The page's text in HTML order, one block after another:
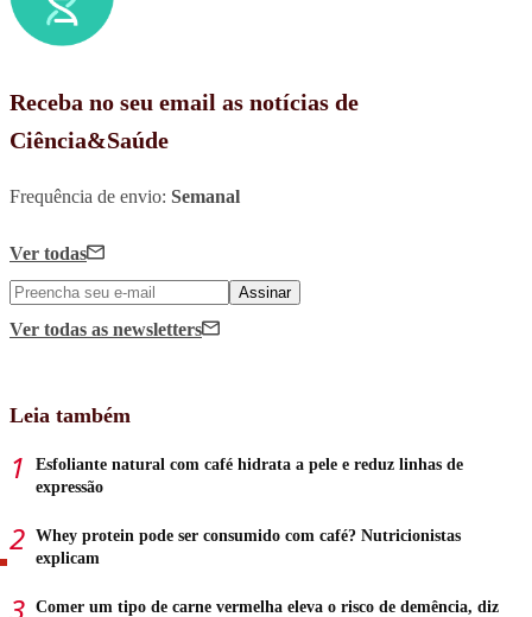
Receba no seu email as notícias de
Ciência&Saúde
Frequência de envio: Semanal
Ver todas
Assinar
Ver todas as newsletters
Leia também
Esfoliante natural com café hidrata a pele e reduz linhas de
expressão
Whey protein pode ser consumido com café? Nutricionistas
explicam
Comer um tipo de carne vermelha eleva o risco de demência, diz